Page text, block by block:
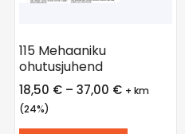
115 Mehaaniku
ohutusjuhend
18,50 € – 37,00 € + km
(24%)